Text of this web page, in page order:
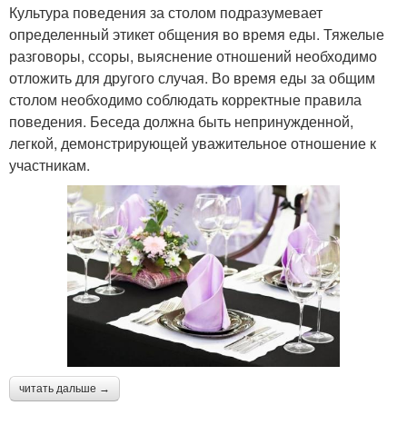
Культура поведения за столом подразумевает
определенный этикет общения во время еды. Тяжелые
разговоры, ссоры, выяснение отношений необходимо
отложить для другого случая. Во время еды за общим
столом необходимо соблюдать корректные правила
поведения. Беседа должна быть непринужденной,
легкой, демонстрирующей уважительное отношение к
участникам.
читать дальше →